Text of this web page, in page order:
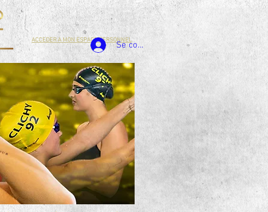
ACCEDER A MON ESPACE PERSONNELSe connecter